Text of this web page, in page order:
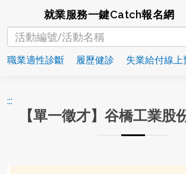
就業服務一鍵Catch報名網
職業適性診斷 履歷健診 失業給付線
:::
【單一徵才】谷橋工業股